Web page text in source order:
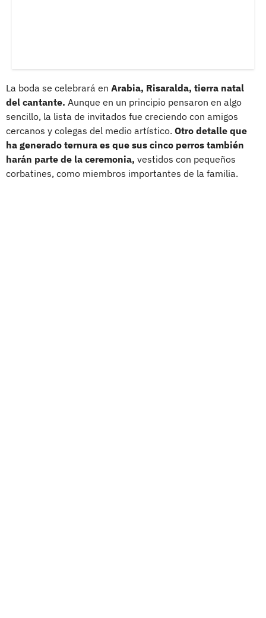
La boda se celebrará en Arabia, Risaralda, tierra natal
del cantante. Aunque en un principio pensaron en algo
sencillo, la lista de invitados fue creciendo con amigos
cercanos y colegas del medio artístico. Otro detalle que
ha generado ternura es que sus cinco perros también
harán parte de la ceremonia, vestidos con pequeños
corbatines, como miembros importantes de la familia.